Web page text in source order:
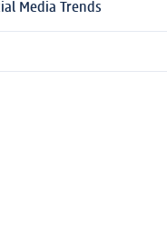
Media Trends